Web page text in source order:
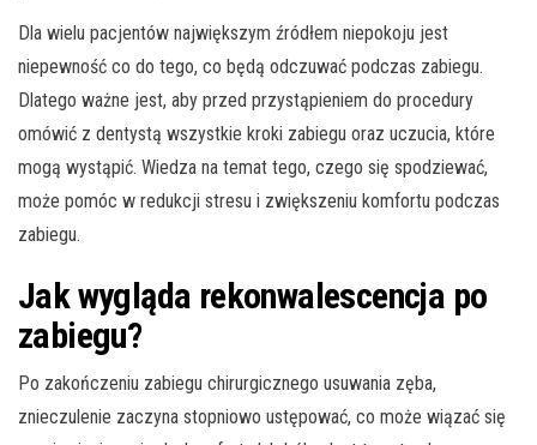
Dla wielu pacjentów największym źródłem niepokoju jest
niepewność co do tego, co będą odczuwać podczas zabiegu.
Dlatego ważne jest, aby przed przystąpieniem do procedury
omówić z dentystą wszystkie kroki zabiegu oraz uczucia, które
mogą wystąpić. Wiedza na temat tego, czego się spodziewać,
może pomóc w redukcji stresu i zwiększeniu komfortu podczas
zabiegu.
Jak wygląda rekonwalescencja po
zabiegu?
Po zakończeniu zabiegu chirurgicznego usuwania zęba,
znieczulenie zaczyna stopniowo ustępować, co może wiązać się